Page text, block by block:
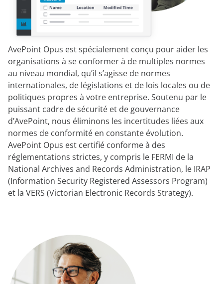
AvePoint Opus est spécialement conçu pour aider les
organisations à se conformer à de multiples normes
au niveau mondial, qu’il s’agisse de normes
internationales, de législations et de lois locales ou de
politiques propres à votre entreprise. Soutenu par le
puissant cadre de sécurité et de gouvernance
d’AvePoint, nous éliminons les incertitudes liées aux
normes de conformité en constante évolution.
AvePoint Opus est certifié conforme à des
réglementations strictes, y compris le FERMI de la
National Archives and Records Administration, le IRAP
(Information Security Registered Assessors Program)
et la VERS (Victorian Electronic Records Strategy).